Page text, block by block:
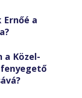
Ernőé a
a Közel-